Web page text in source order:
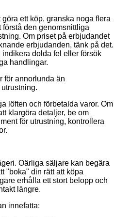
ett köp, granska noga flera
den genomsnittliga
Om priset på erbjudandet
erbjudanden, tänk på det.
dolda fel eller försök
handlingar.
för annorlunda än
löften och förbetalda varor. Om
klargöra detaljer, be om
för utrustning, kontrollera
Oärliga säljare kan begära
"boka" din rätt att köpa
erhålla ett stort belopp och
längre.
innefatta: